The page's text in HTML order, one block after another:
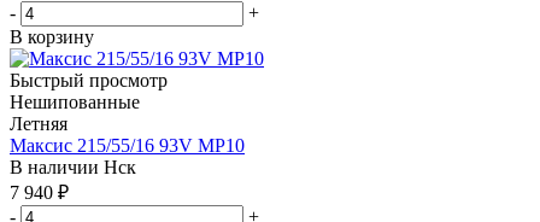
-
+
В корзину
Быстрый просмотр
Нешипованные
Летняя
Максис 215/55/16 93V MP10
В наличии Нск
7 940 ₽
-
+